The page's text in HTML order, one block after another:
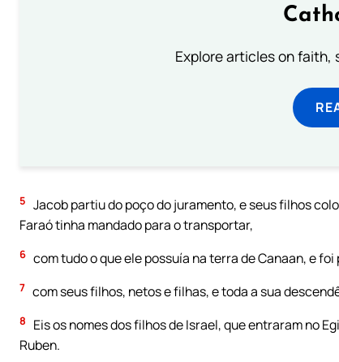
Explore articles on
5 Jacob partiu do poço do juramento, e seus filhos
Faraó tinha mandado para o transportar,
6 com tudo o que ele possuía na terra de Canaan, e
7 com seus filhos, netos e filhas, e toda a sua
8
Eis os nomes dos filhos de Israel, que entraram no
Ruben.